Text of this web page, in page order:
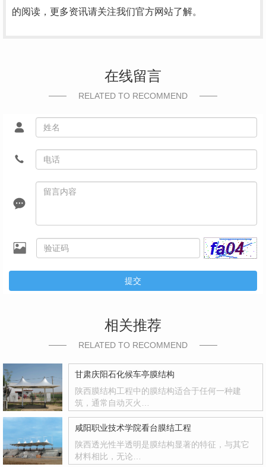
的阅读，更多资讯请关注我们官方网站了解。
在线留言
RELATED TO RECOMMEND
提交
相关推荐
RELATED TO RECOMMEND
甘肃庆阳石化候车亭膜结构
陕西膜结构工程中的膜结构适合于任何一种建
筑，通常自动灭火…
咸阳职业技术学院看台膜结工程
陕西透光性半透明是膜结构显著的特征，与其它
材料相比，无论…